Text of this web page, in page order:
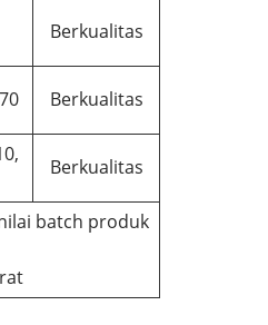
Berkualitas
Berkualitas
Berkualitas
batch produk